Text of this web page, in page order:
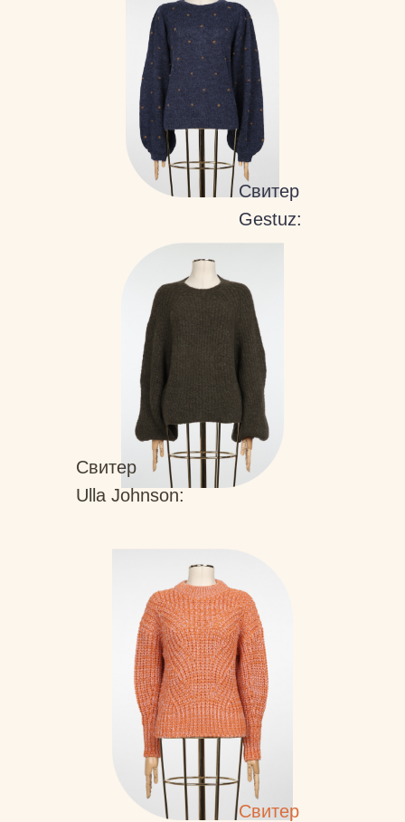
Свитер
Ulla Johnson:
Свитер
Свитер
Gestuz: